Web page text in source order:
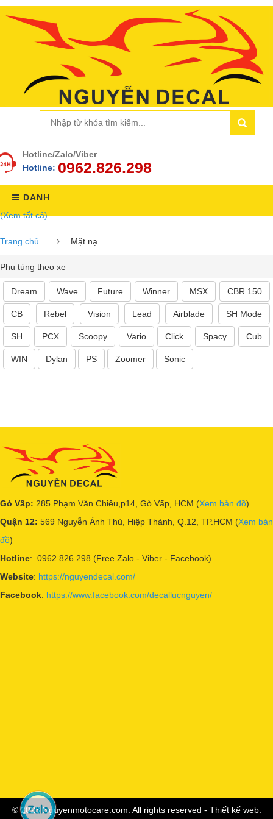
Hotline/Zalo/Viber
Hotline: 0962.826.298
DANH
(Xem tất cả)
Trang chủ Mặt nạ
Phụ tùng theo xe
Dream Wave Future Winner MSX CBR 150
CB Rebel Vision Lead Airblade SH Mode
SH PCX Scoopy Vario Click Spacy Cub
WIN Dylan PS Zoomer Sonic
Gò Vấp: 285 Phạm Văn Chiêu,p14, Gò Vấp, HCM (Xem bản đồ)
Quận 12: 569 Nguyễn Ảnh Thủ, Hiệp Thành, Q.12, TP.HCM (Xem bản
đồ)
Hotline: 0962 826 298 (Free Zalo - Viber - Facebook)
Website: https://nguyendecal.com/
Facebook: https://www.facebook.com/decallucnguyen/
© 2023 Nguyenmotocare.com. All rights reserved - Thiết kế web: